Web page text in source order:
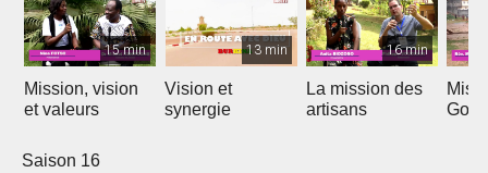
15 min
Mission, vision
et valeurs
13 min
Vision et
synergie
16 min
La mission des
artisans
Saison 16